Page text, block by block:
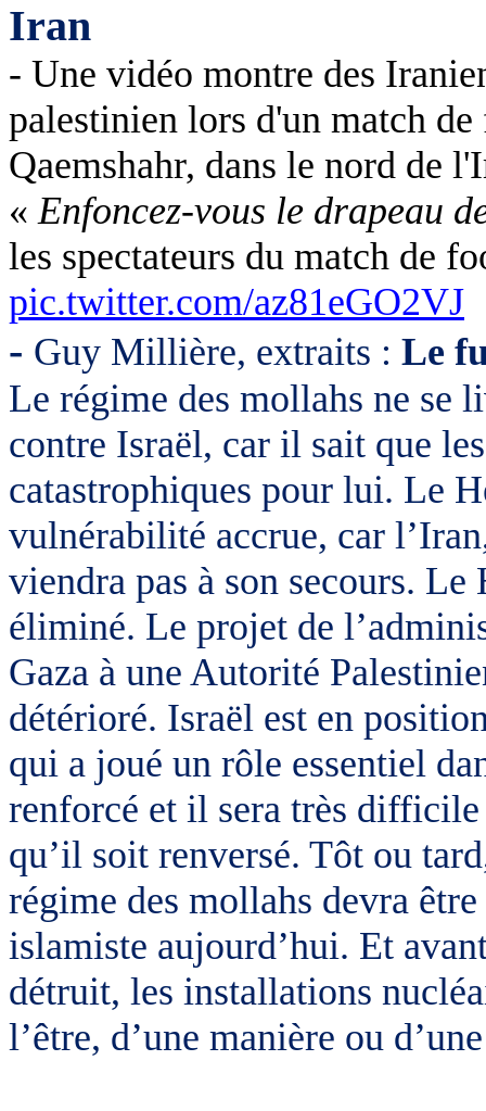
Iran
- Une vidéo montre des
palestinien lors d'un match
Qaemshahr, dans le nord de
«Enfoncez-vous le drapeau
les spectateurs du match de
pic.twitter.com/az81eGO2VJ
- Guy Millière, extraits : Le
Le régime des mollahs ne se
contre Israël, car il sait que
catastrophiques pour lui. Le
vulnérabilité accrue, car
viendra pas à son secours.
éliminé. Le projet de
Gaza à une Autorité
détérioré. Israël est en
qui a joué un rôle essentiel
renforcé et il sera très
qu’il soit renversé. Tôt ou
régime des mollahs devra
islamiste aujourd’hui. Et
détruit, les installations
l’être, d’une manière ou